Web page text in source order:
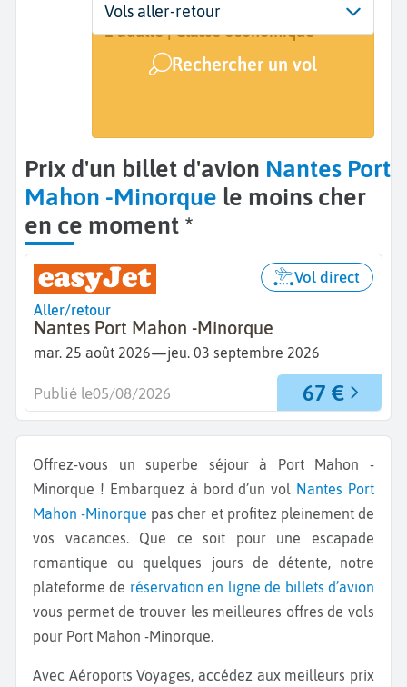
Départ
Nantes (NTE)
Dates
Dates de votre voyage
Voyageurs | Classe
1 adulte | Classe économique
Rechercher un vol
Vols aller-retour
Prix d'un billet d'avion Nantes Port
Mahon -Minorque le moins cher
en ce moment *
Aller/retour
Nantes Port Mahon -Minorque
mar. 25 août 2026—jeu. 03 septembre 2026
Vol direct
67 €
Publié le05/08/2026
Offrez-vous un superbe séjour à Port Mahon -
Minorque ! Embarquez à bord d’un vol Nantes Port
Mahon -Minorque pas cher et profitez pleinement de
vos vacances. Que ce soit pour une escapade
romantique ou quelques jours de détente, notre
plateforme de réservation en ligne de billets d’avion
vous permet de trouver les meilleures offres de vols
pour Port Mahon -Minorque.
Avec Aéroports Voyages, accédez aux meilleurs prix